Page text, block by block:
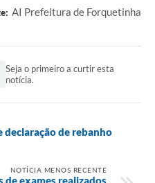
AI Prefeitura de Forquetinha
Seja o primeiro a curtir esta
notícia.
declaração de rebanho
NOTÍCIA MENOS RECENTE
de exames realizados